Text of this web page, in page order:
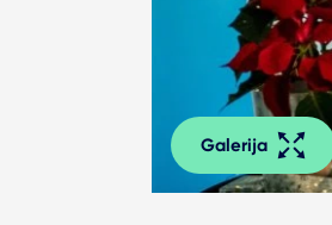
Galerija